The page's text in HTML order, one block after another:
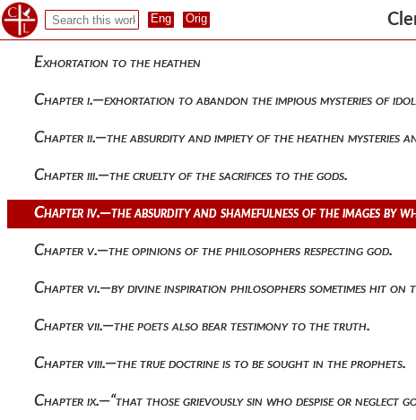
Exhortation to the heathen
Chapter i.—exhortation to abandon the impious mysteries of
Chapter ii.—the absurdity and impiety of the heathen
Chapter iii.—the cruelty of the sacrifices to the gods.
Chapter iv.—the absurdity and shamefulness of the images by
Chapter v.—the opinions of the philosophers respecting god.
Chapter vi.—by divine inspiration philosophers sometimes hit on
Chapter vii.—the poets also bear testimony to the truth.
Chapter viii.—the true doctrine is to be sought in the prophets.
Chapter ix.—“that those grievously sin who despise or neglect